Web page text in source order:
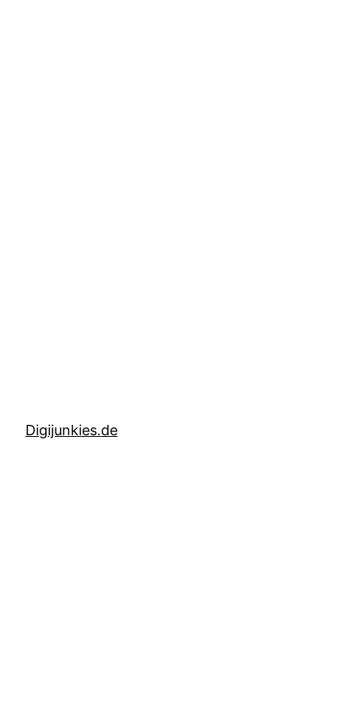
Digijunkies.de